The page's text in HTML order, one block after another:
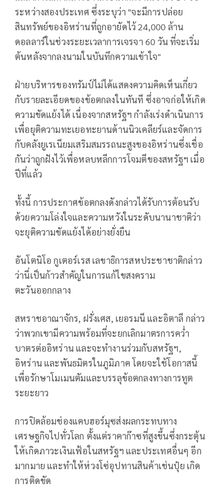
ระหว่างสองประเทศ ซึ่งระบุว่า "จะมีการปล่อย
สินทรัพย์ของอิหร่านที่ถูกอายัดไว้ 24,000 ล้าน
ดอลลาร์ในช่วงระยะเวลาการเจรจา 60 วัน ที่จะเริ่ม
ต้นหลังจากลงนามในบันทึกความเข้าใจ"
ฝ่ายบริหารของทรัมป์ไม่ได้แสดงความคิดเห็นเกี่ยว
กับรายละเอียดของข้อตกลงในทันที ซึ่งอาจก่อให้เกิด
ความขัดแย้งได้ เนื่องจากสหรัฐฯ กำลังเร่งดำเนินการ
เพื่อยุติความทะเยอทะยานด้านนิวเคลียร์และจัดการ
กับคลังยูเรเนียมเสริมสมรรถนะสูงของอิหร่านซึ่งเชื่อ
กันว่าถูกฝังไว้เพื่อหลบหลีกการโจมตีของสหรัฐฯ เมื่อ
ปีที่แล้ว
ทั้งนี้ การประกาศข้อตกลงดังกล่าวได้รับการต้อนรับ
ด้วยความโล่งใจและความหวังในระดับนานาชาติว่า
จะยุติความขัดแย้งได้อย่างยั่งยืน
อันโตนิโอ กูเตอร์เรส เลขาธิการสหประชาชาติกล่าว
ว่านี่เป็นก้าวสำคัญในการแก้ไขสงคราม
ตะวันออกกลาง
สหราชอาณาจักร, ฝรั่งเศส, เยอรมนี และอิตาลี กล่าว
ว่าพวกเขามีความพร้อมที่จะยกเลิกมาตรการคว่ำ
บาตรต่ออิหร่าน และจะทำงานร่วมกับสหรัฐฯ,
อิหร่าน และพันธมิตรในภูมิภาค โดยจะใช้โอกาสนี้
เพื่อรักษาโมเมนตัมและบรรลุข้อตกลงทางการทูต
ระยะยาว
การปิดล้อมช่องแคบฮอร์มุซส่งผลกระทบทาง
เศรษฐกิจไปทั่วโลก ตั้งแต่ราคาก๊าซที่สูงขึ้นซึ่งกระตุ้น
ให้เกิดภาวะเงินเฟ้อในสหรัฐฯ และประเทศอื่นๆ อีก
มากมาย และทำให้ห่วงโซ่อุปทานสินค้าเช่นปุ๋ย เกิด
การติดขัด